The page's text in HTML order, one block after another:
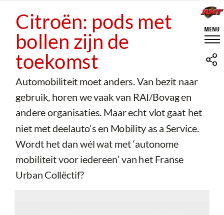
Citroën: pods met
bollen zijn de
toekomst
Automobiliteit moet anders. Van bezit naar
gebruik, horen we vaak van RAI/Bovag en
andere organisaties. Maar echt vlot gaat het
niet met deelauto’s en Mobility as a Service.
Wordt het dan wél wat met ‘autonome
mobiliteit voor iedereen’ van het Franse
Urban Collëctif?